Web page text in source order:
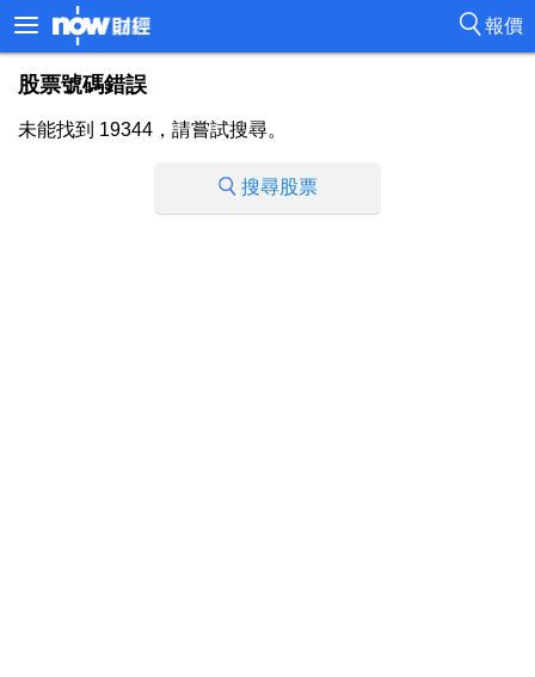
報價
股票號碼錯誤
未能找到 19344，請嘗試搜尋。
搜尋股票